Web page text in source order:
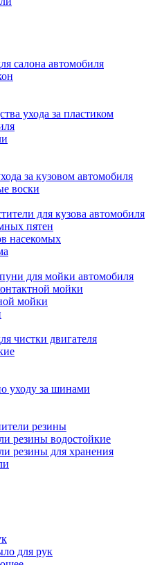
салона автомобиля
ухода за пластиком
за кузовом автомобиля
воски
для кузова автомобиля
пятен
насекомых
для мойки автомобиля
мойки
мойки
чистки двигателя
уходу за шинами
резины
резины водостойкие
резины для хранения
для рук